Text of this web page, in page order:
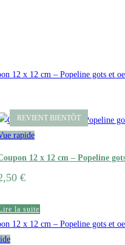
rapide
12 x 12 cm – Popeline
€
la suite